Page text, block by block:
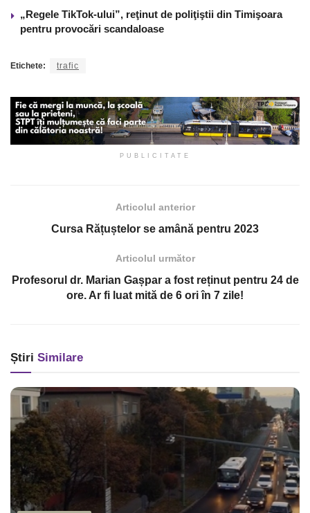
„Regele TikTok-ului”, reţinut de poliţiştii din Timişoara
pentru provocări scandaloase
Etichete: trafic
PUBLICITATE
Articolul anterior
Cursa Rățuștelor se amână pentru 2023
Articolul următor
Profesorul dr. Marian Gașpar a fost reținut pentru 24 de
ore. Ar fi luat mită de 6 ori în 7 zile!
Știri Similare